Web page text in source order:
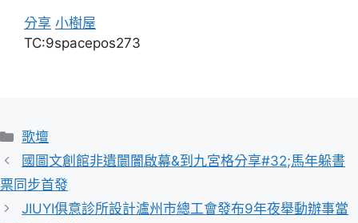
分享 小樹屋
TC:9spacepos273
分
類
歌壇
國圖文創館非遺闤闠啟幕&到九宮格分享#32;馬年躲書
票同步首發
JIUYI俱意診所設計瀘州市總工會發布9年夜舉動辦事當